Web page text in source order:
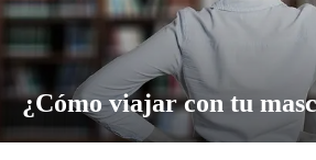
¿Cómo viajar con tu